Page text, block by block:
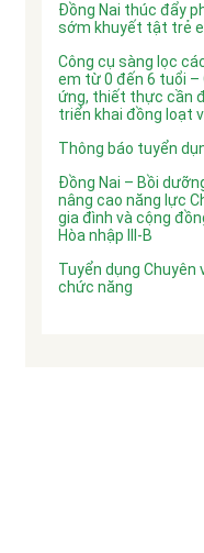
Đồng Nai thúc đẩy
sớm khuyết tật trẻ
Công cụ sàng lọc
em từ 0 đến 6 tuổi –
ứng, thiết thực cần
triển khai đồng loạt
Thông báo tuyển
Đồng Nai – Bồi
nâng cao năng lực
gia đình và cộng
Hòa nhập III-B
Tuyển dụng Chuyên
chức năng